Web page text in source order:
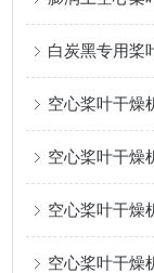
白炭黑专用桨
空心桨叶干燥
空心桨叶干燥
空心桨叶干燥
空心桨叶干燥